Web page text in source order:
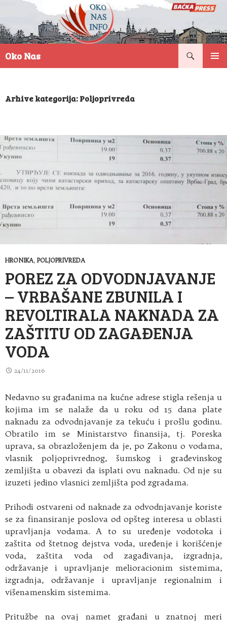
Oko Nas
Arhive kategorija: Poljoprivreda
HRONIKA, POLJOPRIVREDA
POREZ ZA ODVODNJAVANJE
– VRBAŠANE ZBUNILA I
REVOLTIRALA NAKNADA ZA
ZAŠTITU OD ZAGAĐENJA
VODA
24/11/2016
Nedavno su građanima na kućne adrese stigla rešenja u
kojima im se nalaže da u roku od 15 dana plate
naknadu za odvodnjavanje za tekuću i prošlu godinu.
Obratilo im se Ministarstvo finansija, tj. Poreska
uprava, sa obrazloženjem da je, po Zakonu o vodama,
vlasnik poljoprivrednog, šumskog i građevinskog
zemljišta u obavezi da isplati ovu naknadu. Od nje su
izuzeti jedino vlasnici zemljišta pod zgradama.
Prihodi ostvareni od naknade za odvodnjavanje koriste
se za finansiranje poslova od opšteg interesa u oblasti
upravljanja vodama. A to su uređenje vodotoka i
zaštita od štetnog dejstva voda, uređenje i korišćenje
voda, zaštita voda od zagađivanja, izgradnja,
održavanje i upravljanje melioracionim sistemima,
izgradnja, održavanje i upravljanje regionalnim i
višenamenskim sistemima.
Pritužbe na ovaj namet građani u znatnoj meri